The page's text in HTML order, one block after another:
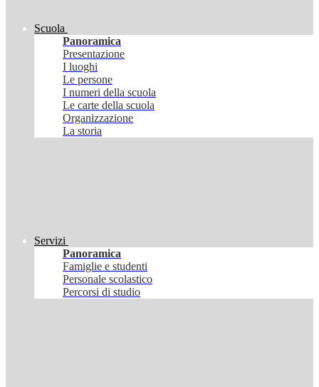
Scuola
Panoramica
Presentazione
I luoghi
Le persone
I numeri della scuola
Le carte della scuola
Organizzazione
La storia
Servizi
Panoramica
Famiglie e studenti
Personale scolastico
Percorsi di studio